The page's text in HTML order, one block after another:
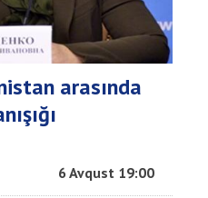
arasında
6 Avqust 19:00